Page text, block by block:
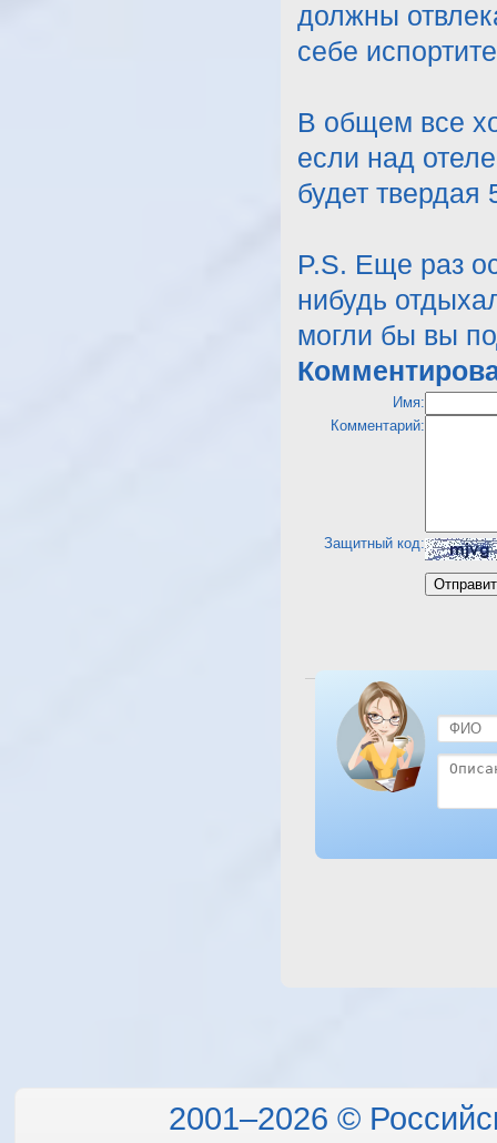
должны
себе
В общем все
если над
будет твердая
P.S. Еще раз
нибудь
могли бы вы
Имя:
Комментарий:
Защитный код:
Посмотреть отель
2001–2026 ©